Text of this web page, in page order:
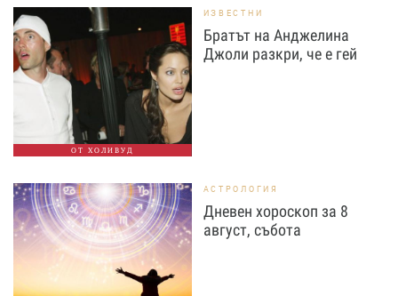
ОТ ХОЛИВУД
ИЗВЕСТНИ
Братът на Анджелина
Джоли разкри, че е гей
АСТРОЛОГИЯ
Дневен хороскоп за 8
август, събота